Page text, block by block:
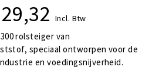
Incl. Btw
rolsteiger van
speciaal ontworpen voor de
en voedingsnijverheid.